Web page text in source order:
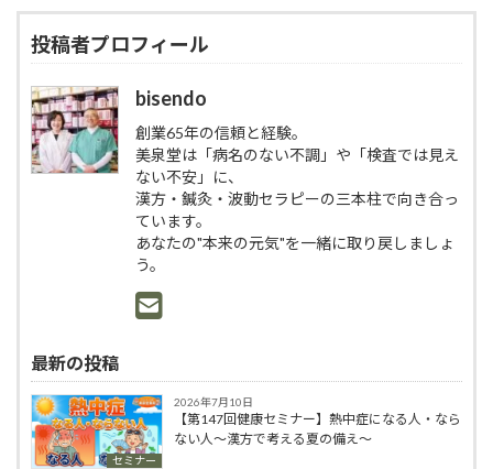
投稿者プロフィール
bisendo
創業65年の信頼と経験。
美泉堂は「病名のない不調」や「検査では見え
ない不安」に、
漢方・鍼灸・波動セラピーの三本柱で向き合っ
ています。
あなたの"本来の元気"を一緒に取り戻しましょ
う。
最新の投稿
セミナー
2026年7月10日
【第147回健康セミナー】熱中症になる人・なら
ない人〜漢方で考える夏の備え〜